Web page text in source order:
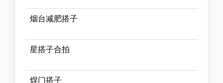
烟台减肥搭子
星搭子合拍
焊门搭子